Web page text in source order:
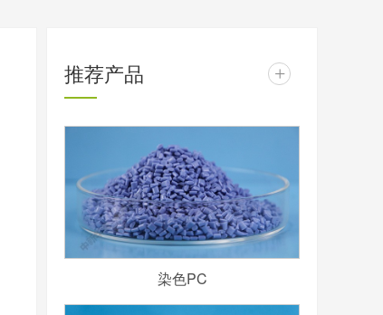
推荐产品 +
染色PC